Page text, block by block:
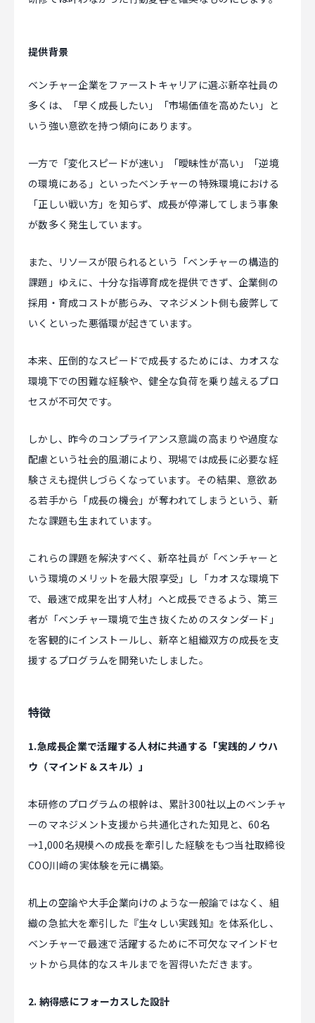
提供背景
ベンチャー企業をファーストキャリアに選ぶ新卒社員の
多くは、「早く成長したい」「市場価値を高めたい」と
いう強い意欲を持つ傾向にあります。
一方で「変化スピードが速い」「曖昧性が高い」「逆境
の環境にある」といったベンチャーの特殊環境における
「正しい戦い方」を知らず、成長が停滞してしまう事象
が数多く発生しています。
また、リソースが限られるという「ベンチャーの構造的
課題」ゆえに、十分な指導育成を提供できず、企業側の
採用・育成コストが膨らみ、マネジメント側も疲弊して
いくといった悪循環が起きています。
本来、圧倒的なスピードで成長するためには、カオスな
環境下での困難な経験や、健全な負荷を乗り越えるプロ
セスが不可欠です。
しかし、昨今のコンプライアンス意識の高まりや過度な
配慮という社会的風潮により、現場では成長に必要な経
験さえも提供しづらくなっています。その結果、意欲あ
る若手から「成長の機会」が奪われてしまうという、新
たな課題も生まれています。
これらの課題を解決すべく、新卒社員が「ベンチャーと
いう環境のメリットを最大限享受」し「カオスな環境下
で、最速で成果を出す人材」へと成長できるよう、第三
者が「ベンチャー環境で生き抜くためのスタンダード」
を客観的にインストールし、新卒と組織双方の成長を支
援するプログラムを開発いたしました。
特徴
1.急成長企業で活躍する人材に共通する「実践的ノウハ
ウ（マインド＆スキル）」
本研修のプログラムの根幹は、累計300社以上のベンチャ
ーのマネジメント支援から共通化された知見と、60名
→1,000名規模への成長を牽引した経験をもつ当社取締役
COO川﨑の実体験を元に構築。
机上の空論や大手企業向けのような一般論ではなく、組
織の急拡大を牽引した『生々しい実践知』を体系化し、
ベンチャーで最速で活躍するために不可欠なマインドセ
ットから具体的なスキルまでを習得いただきます。
2. 納得感にフォーカスした設計